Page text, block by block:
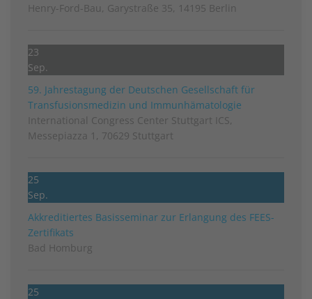
Henry-Ford-Bau, Garystraße 35, 14195 Berlin
23
Sep.
59. Jahrestagung der Deutschen Gesellschaft für
Transfusionsmedizin und Immunhämatologie
International Congress Center Stuttgart ICS,
Messepiazza 1, 70629 Stuttgart
25
Sep.
Akkreditiertes Basisseminar zur Erlangung des FEES-
Zertifikats
Bad Homburg
25